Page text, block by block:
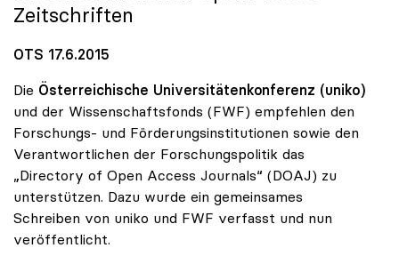
Zeitschriften
OTS 17.6.2015
Die Österreichische Universitätenkonferenz (uniko)
und der Wissenschaftsfonds (FWF) empfehlen den
Forschungs- und Förderungsinstitutionen sowie den
Verantwortlichen der Forschungspolitik das
„Directory of Open Access Journals“ (DOAJ) zu
unterstützen. Dazu wurde ein gemeinsames
Schreiben von uniko und FWF verfasst und nun
veröffentlicht.